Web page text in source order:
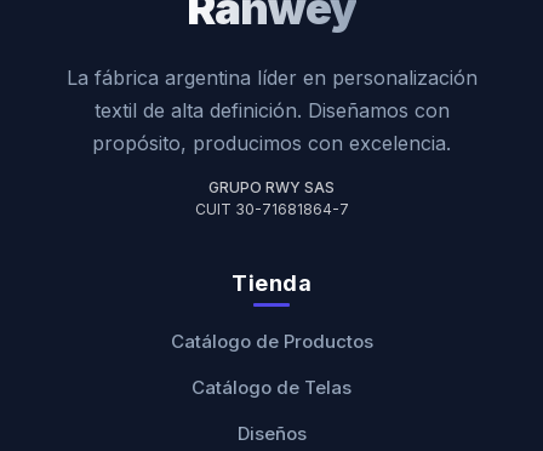
La fábrica argentina líder en personalización
textil de alta definición. Diseñamos con
propósito, producimos con excelencia.
GRUPO RWY SAS
CUIT 30-71681864-7
Tienda
Catálogo de Productos
Catálogo de Telas
Diseños